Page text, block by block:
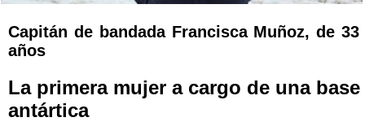
Capitán de bandada Francisca Muñoz, de 33
años
La primera mujer a cargo de una base
antártica